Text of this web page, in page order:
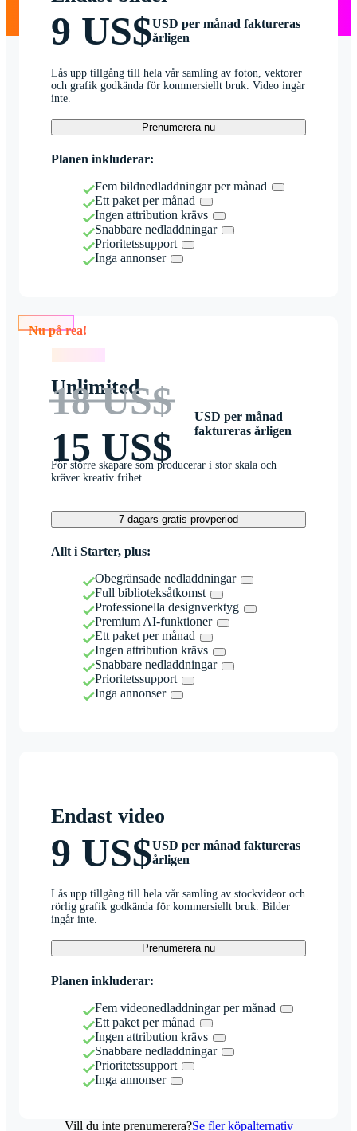
9 US$USD per månad faktureras
årligen
Lås upp tillgång till hela vår samling av foton, vektorer
och grafik godkända för kommersiellt bruk. Video ingår
inte.
Prenumerera nu
Planen inkluderar:
Fem bildnedladdningar per månad
Ett paket per månad
Ingen attribution krävs
Snabbare nedladdningar
Prioritetssupport
Inga annonser
Nu på rea!
Unlimited
18 US$
15 US$
USD per månad
faktureras årligen
För större skapare som producerar i stor skala och
kräver kreativ frihet
7 dagars gratis provperiod
Allt i Starter, plus:
Obegränsade nedladdningar
Full biblioteksåtkomst
Professionella designverktyg
Premium AI-funktioner
Ett paket per månad
Ingen attribution krävs
Snabbare nedladdningar
Prioritetssupport
Inga annonser
Endast video
9 US$USD per månad faktureras
årligen
Lås upp tillgång till hela vår samling av stockvideor och
rörlig grafik godkända för kommersiellt bruk. Bilder
ingår inte.
Prenumerera nu
Planen inkluderar:
Fem videonedladdningar per månad
Ett paket per månad
Ingen attribution krävs
Snabbare nedladdningar
Prioritetssupport
Inga annonser
Vill du inte prenumerera?Se fler köpalternativ